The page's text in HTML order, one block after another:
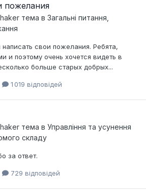
пожелания
тема в Загальні питання,
свои пожелания. Ребята,
поэтому очень хочется видеть в
больше старых добрых...
1 019 відповідей
тема в Управління та усунення
складу
за ответ.
729 відповідей